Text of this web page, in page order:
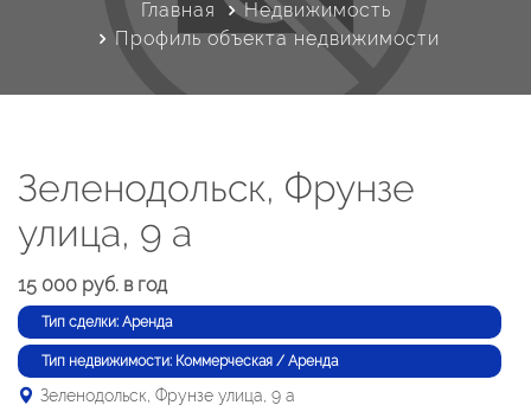
Главная
Недвижимость
Профиль объекта недвижимости
Зеленодольск, Фрунзе
улица, 9 а
15 000 руб. в год
Тип сделки: Аренда
Тип недвижимости: Коммерческая / Аренда
Зеленодольск, Фрунзе улица, 9 а